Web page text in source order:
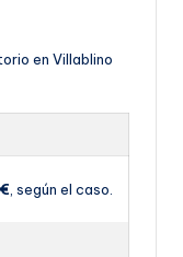
en Villablino
, según el caso.